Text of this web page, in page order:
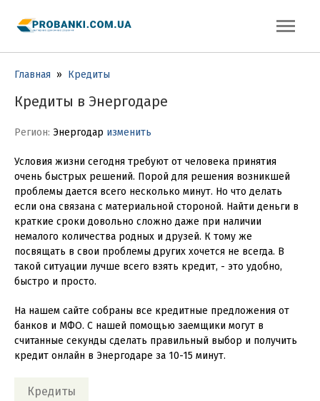
Главная » Кредиты
Кредиты в Энергодаре
Регион: Энергодар изменить
Условия жизни сегодня требуют от человека принятия
очень быстрых решений. Порой для решения возникшей
проблемы дается всего несколько минут. Но что делать
если она связана с материальной стороной. Найти деньги в
краткие сроки довольно сложно даже при наличии
немалого количества родных и друзей. К тому же
посвящать в свои проблемы других хочется не всегда. В
такой ситуации лучше всего взять кредит, - это удобно,
быстро и просто.
На нашем сайте собраны все кредитные предложения от
банков и МФО. С нашей помощью заемщики могут в
считанные секунды сделать правильный выбор и получить
кредит онлайн в Энергодаре за 10-15 минут.
Кредиты